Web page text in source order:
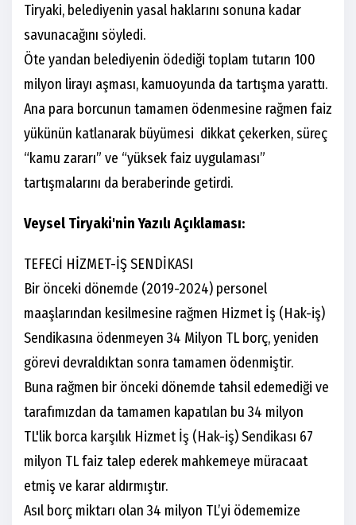
Tiryaki, belediyenin yasal haklarını sonuna kadar
savunacağını söyledi.
Öte yandan belediyenin ödediği toplam tutarın 100
milyon lirayı aşması, kamuoyunda da tartışma yarattı.
Ana para borcunun tamamen ödenmesine rağmen faiz
yükünün katlanarak büyümesi dikkat çekerken, süreç
“kamu zararı” ve “yüksek faiz uygulaması”
tartışmalarını da beraberinde getirdi.
Veysel Tiryaki'nin Yazılı Açıklaması:
TEFECİ HİZMET-İŞ SENDİKASI
Bir önceki dönemde (2019-2024) personel
maaşlarından kesilmesine rağmen Hizmet İş (Hak-iş)
Sendikasına ödenmeyen 34 Milyon TL borç, yeniden
görevi devraldıktan sonra tamamen ödenmiştir.
Buna rağmen bir önceki dönemde tahsil edemediği ve
tarafımızdan da tamamen kapatılan bu 34 milyon
TL'lik borca karşılık Hizmet İş (Hak-iş) Sendikası 67
milyon TL faiz talep ederek mahkemeye müracaat
etmiş ve karar aldırmıştır.
Asıl borç miktarı olan 34 milyon TL’yi ödememize